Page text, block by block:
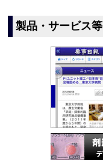
製品・サービス等